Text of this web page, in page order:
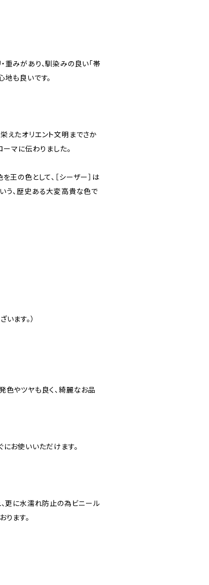
みがあり、馴染みの良い「帯
地も良いです。
えたオリエント文明までさか
ーマに伝わりました。
王の色として、［シーザー］は
う、歴史ある大変高貴な色で
ます。）
色やツヤも良く、綺麗なお品
お使いいただけます。
更に水濡れ防止の為ビニール
ります。